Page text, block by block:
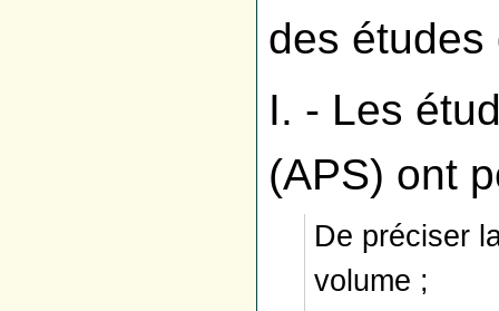
des études
I. - Les
(APS) ont
De préciser
volume ;